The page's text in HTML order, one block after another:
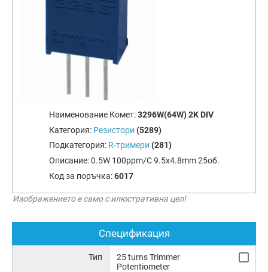
Наименование Комет:3296W(64W) 2K DIV
Категория: Резистори (5289)
Подкатегория: R-тримери (281)
Описание:0.5W 100ppm/C 9.5x4.8mm 25об.
Код за поръчка:6017
Изображението е само с илюстративна цел!
Спецификация
Тип
25 turns Trimmer
Potentiometer